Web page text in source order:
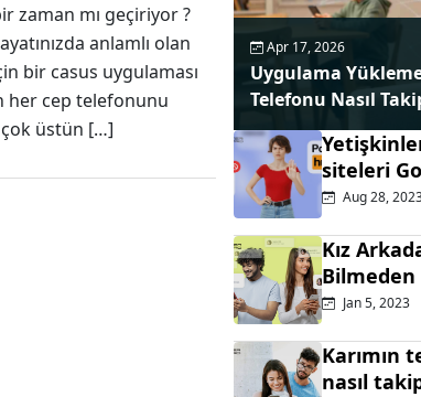
zaman mı geçiriyor ?
anlamlı olan
bir casus uygulaması
her cep telefonunu
çok üstün […]
Apr 17, 2026
Uygulama
Telefonu Nasıl
siteleri
Aug 28,
Kız
Bilmeden
Jan 5, 2023
Karımın
nasıl